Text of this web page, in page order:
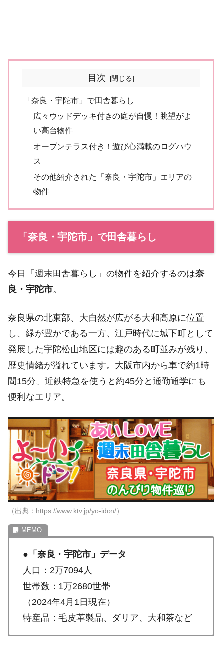
目次
「奈良・宇陀市」で田舎暮らし
広々ウッドデッキ付きの庭が自慢！眺望がよ
い高台物件
オープンテラス付き！遊び心満載のログハウ
ス
その他紹介された「奈良・宇陀市」エリアの
物件
「奈良・宇陀市」で田舎暮らし
今日「週末田舎暮らし」の物件を紹介するのは奈
良・宇陀市。
奈良県の北東部、大自然が広がる大和高原に位置
し、緑が豊かである一方、江戸時代に城下町として
発展した宇陀松山地区には趣のある町並みが残り、
歴史情緒が溢れています。大阪市内から車で約1時
間15分、近鉄特急を使うと約45分と通勤通学にも
便利なエリア。
（出典：https://www.ktv.jp/yo-idon/）
● 「奈良・宇陀市」データ
人口：2万7094人
世帯数：1万2680世帯
（2024年4月1日現在）
特産品：毛皮革製品、ダリア、大和茶など